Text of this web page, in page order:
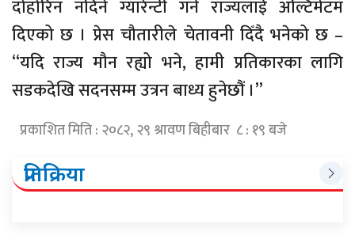
दोहोरिन नदिने ग्यारेन्टी गर्न राज्यलाई अल्टिमेटम
दिएको छ । प्रेस चौतारीले चेतावनी दिँदै भनेको छ –
“यदि राज्य मौन रह्यो भने, हामी प्रतिकारका लागि
सडकदेखि सदनसम्म उत्रन बाध्य हुनेछौं ।”
प्रकाशित मिति : २०८२, २९ श्रावण बिहीबार ८ : १९ बजे
प्रतिक्रिया